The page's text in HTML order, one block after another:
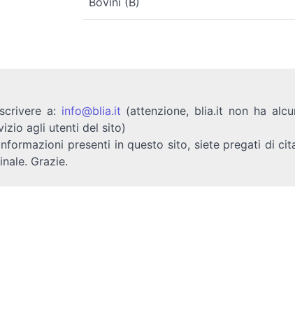
a: info@blia.it (attenzione, blia.it non ha
agli utenti del sito)
presenti in questo sito, siete pregati di
Grazie.